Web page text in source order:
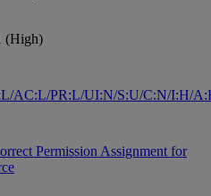
(High)
AC:L/PR:L/UI:N/S:U/C:N/I:H/
Permission Assignment for